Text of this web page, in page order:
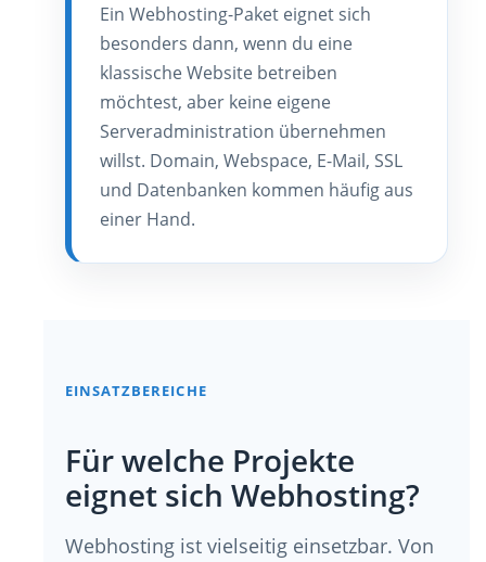
Ein Webhosting-Paket eignet sich
besonders dann, wenn du eine
klassische Website betreiben
möchtest, aber keine eigene
Serveradministration übernehmen
willst. Domain, Webspace, E-Mail, SSL
und Datenbanken kommen häufig aus
einer Hand.
EINSATZBEREICHE
Für welche Projekte
eignet sich Webhosting?
Webhosting ist vielseitig einsetzbar. Von